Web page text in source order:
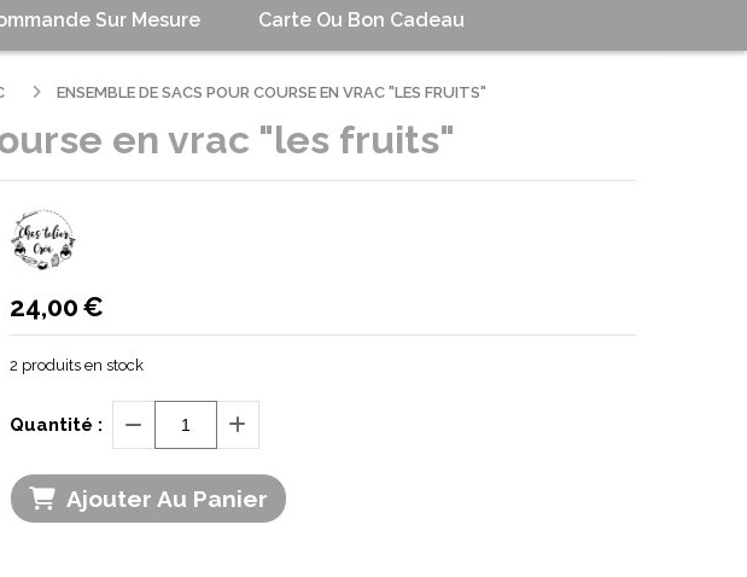
Sur Mesure Carte Ou Bon Cadeau
ENSEMBLE DE SACS POUR COURSE EN VRAC "LES FRUITS"
en vrac "les fruits"
24,00€
2 produits en stock
Quantité :
Ajouter Au Panier